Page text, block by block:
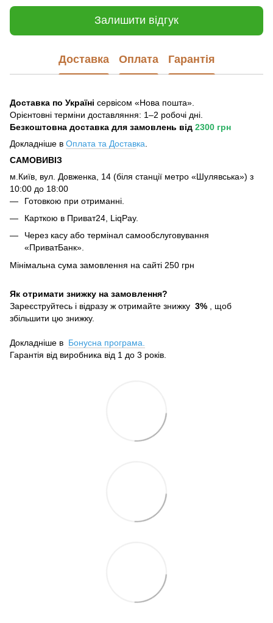
Залишити відгук
Доставка Оплата Гарантія
Доставка по Україні сервісом «Нова пошта».
Орієнтовні терміни доставляння: 1–2 робочі дні.
Безкоштовна доставка для замовлень від 2300 грн
Докладніше в Оплата та Доставка
САМОВИВІЗ
м.Київ, вул. Довженка, 14 (біля станції метро «Шулявська») з
10:00 до 18:00
Готовкою при отриманні.
Карткою в Приват24, LiqPay.
Через касу або термінал самообслуговування
«ПриватБанк».
Мінімальна сума замовлення на сайті 250 грн
Як отримати знижку на замовлення?
Зареєструйтесь і відразу ж отримайте знижку 3% , щоб
збільшити цю знижку.
Докладніше в Бонусна програма.
Гарантія від виробника від 1 до 3 років.